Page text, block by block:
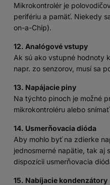
Mikrokontrolér je
perifériu a pamäť. Niekedy
on-a-Chip).
12. Analógové vstupy
Ak sú ako vstupné hodnoty
napr. zo senzorov, musí sa
13. Napájacie piny
Na týchto pinoch je možné
mikrokontroléru alebo
14. Usmerňovacia dióda
Aby mohlo byť na zdierke
jednosmerné napätie, tak aj
dispozícii usmerňovacia
15. Nabíjacie kondenzátory